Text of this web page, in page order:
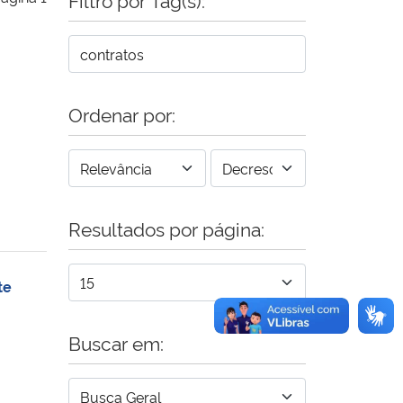
Ordenar por:
Resultados por página:
Buscar em: